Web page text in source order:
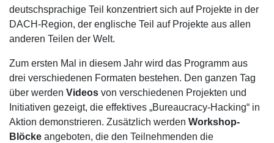
deutschsprachige Teil konzentriert sich auf Projekte in der
DACH-Region, der englische Teil auf Projekte aus allen
anderen Teilen der Welt.
Zum ersten Mal in diesem Jahr wird das Programm aus
drei verschiedenen Formaten bestehen. Den ganzen Tag
über werden Videos von verschiedenen Projekten und
Initiativen gezeigt, die effektives „Bureaucracy-Hacking“ in
Aktion demonstrieren. Zusätzlich werden Workshop-
Blöcke angeboten, die den Teilnehmenden die